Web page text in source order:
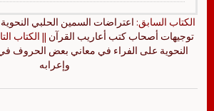
الكتاب السابق: اعتراضات السمين الحلبي
توجيهات أصحاب كتب أعاريب القرآن || الكتاب
النحوية على الفراء في معاني بعض الحروف في
وإعرابه